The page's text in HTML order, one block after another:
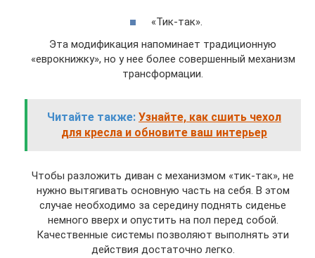
«Тик-так».
Эта модификация напоминает традиционную
«еврокнижку», но у нее более совершенный механизм
трансформации.
Читайте также: Узнайте, как сшить чехол
для кресла и обновите ваш интерьер
Чтобы разложить диван с механизмом «тик-так», не
нужно вытягивать основную часть на себя. В этом
случае необходимо за середину поднять сиденье
немного вверх и опустить на пол перед собой.
Качественные системы позволяют выполнять эти
действия достаточно легко.